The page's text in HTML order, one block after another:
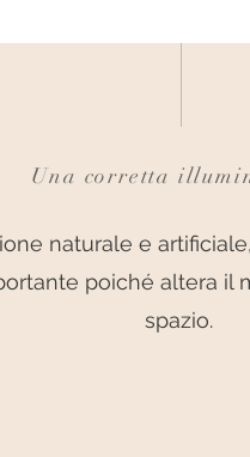
Una corretta
naturale e
poiché altera il
spazio.